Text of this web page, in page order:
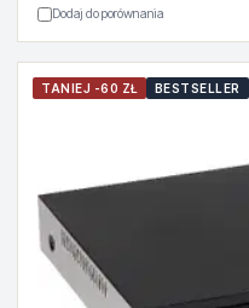
Dodaj do porównania
TANIEJ -60 ZŁ BESTSELLER